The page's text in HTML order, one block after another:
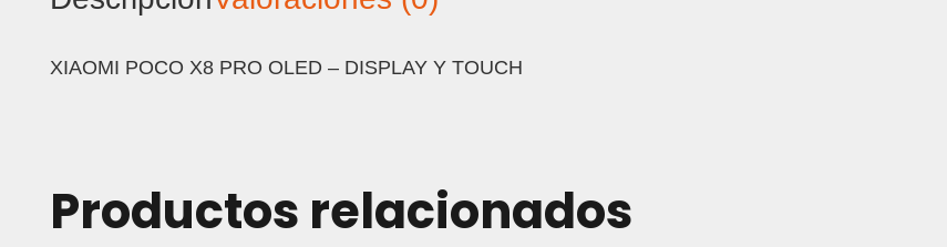
XIAOMI POCO X8 PRO OLED – DISPLAY Y TOUCH
Productos relacionados